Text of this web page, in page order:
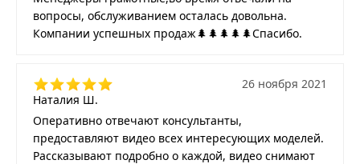
вопросы, обслуживанием осталась довольна.
Компании успешных продаж🌲🌲🌲🌲🌲Спасибо.
Наталия Ш.
26 ноября 2021
Оперативно отвечают консультанты,
предоставляют видео всех интересующих моделей.
Рассказывают подробно о каждой, видео снимают